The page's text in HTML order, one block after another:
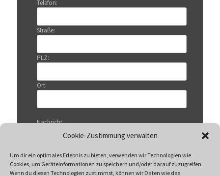
Cookie-Zustimmung verwalten
Um dir ein optimales Erlebnis zu bieten, verwenden wir Technologien wie
Cookies, um Geräteinformationen zu speichern und/oder darauf zuzugreifen.
Wenn du diesen Technologien zustimmst, können wir Daten wie das
Telefon:
Straße:
PLZ:
Ort:
Nachricht: